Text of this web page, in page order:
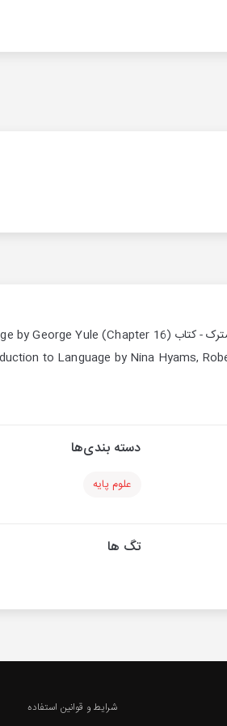
دسته بندی‌ها
علوم پایه
تگ ها
شرایط و قوانین استفاده